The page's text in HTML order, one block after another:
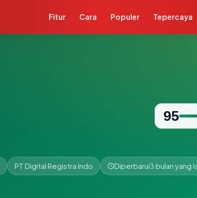
Fitur Cara Populer Tepercaya
95
PT Digital Registra Indo Diperbarui3 bulan yang